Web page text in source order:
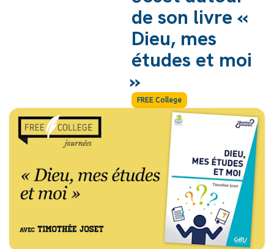
de son livre «
Dieu, mes
études et moi
»
FREE College